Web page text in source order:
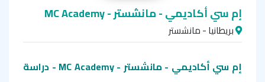
إم سي أكاديمي - مانشستر - MC Academy
بريطانيا - مانشستر
إم سي أكاديمي - مانشستر - MC Academy - دراسة